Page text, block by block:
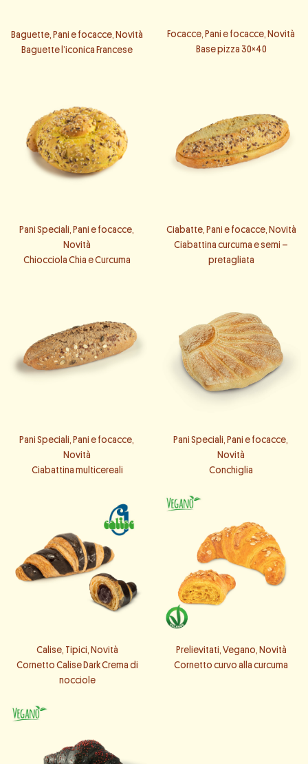
Baguette Pani e focacce Novità
Baguette l’iconica Francese
Focacce Pani e focacce Novità
Base pizza 30×40
Pani Speciali Pani e focacce,
Novità
Chiocciola Chia e Curcuma
Ciabatte, Pani e focacce, Novità
Ciabattina curcuma e semi –
pretagliata
Pani Speciali Pani e focacce,
Novità
Ciabattina multicereali
Pani Speciali Pani e focacce,
Novità
Conchiglia
Calise, Tipici
Novità
Cornetto Calise Dark Crema di
nocciole
Prelievitati Vegano
Novità
Cornetto curvo alla curcuma